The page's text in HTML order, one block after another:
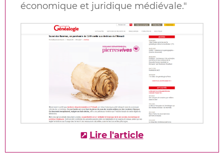
économique et juridique médiévale."
Lire l'article